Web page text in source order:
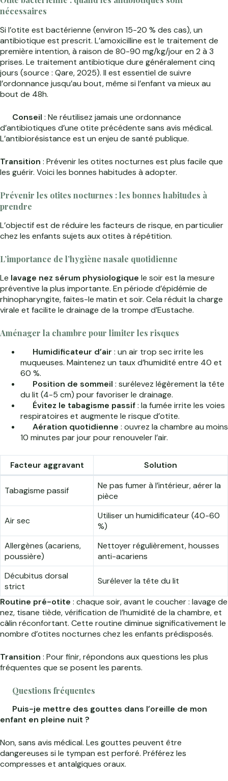
nécessaires
Si l’otite est bactérienne (environ 15-20 % des cas), un
antibiotique est prescrit. L’amoxicilline est le traitement de
première intention, à raison de 80-90 mg/kg/jour en 2 à 3
prises. Le traitement antibiotique dure généralement cinq
jours (source : Qare, 2025). Il est essentiel de suivre
l’ordonnance jusqu’au bout, même si l’enfant va mieux au
bout de 48h.
Conseil : Ne réutilisez jamais une ordonnance
d’antibiotiques d’une otite précédente sans avis médical.
L’antibiorésistance est un enjeu de santé publique.
Transition : Prévenir les otites nocturnes est plus facile que
les guérir. Voici les bonnes habitudes à adopter.
Prévenir les otites nocturnes : les bonnes habitudes à
prendre
L’objectif est de réduire les facteurs de risque, en particulier
chez les enfants sujets aux otites à répétition.
L’importance de l’hygiène nasale quotidienne
Le lavage nez sérum physiologique le soir est la mesure
préventive la plus importante. En période d’épidémie de
rhinopharyngite, faites-le matin et soir. Cela réduit la charge
virale et facilite le drainage de la trompe d’Eustache.
Aménager la chambre pour limiter les risques
Humidificateur d’air : un air trop sec irrite les
muqueuses. Maintenez un taux d’humidité entre 40 et
60 %.
Position de sommeil : surélevez légèrement la tête
du lit (4-5 cm) pour favoriser le drainage.
Évitez le tabagisme passif: la fumée irrite les voies
respiratoires et augmente le risque d’otite.
Aération quotidienne : ouvrez la chambre au moins
10 minutes par jour pour renouveler l’air.
Facteur aggravant Solution
Tabagisme passif
Ne pas fumer à l’intérieur, aérer la
pièce
Air sec
Utiliser un humidificateur (40-60
%)
Allergènes (acariens,
poussière)
Nettoyer régulièrement, housses
anti-acariens
Décubitus dorsal
strict
Surélever la tête du lit
Routine pré-otite : chaque soir, avant le coucher : lavage de
nez, tisane tiède, vérification de l’humidité de la chambre, et
câlin réconfortant. Cette routine diminue significativement le
nombre d’otites nocturnes chez les enfants prédisposés.
Transition : Pour finir, répondons aux questions les plus
fréquentes que se posent les parents.
Questions fréquentes
Puis-je mettre des gouttes dans l’oreille de mon
enfant en pleine nuit ?
Non, sans avis médical. Les gouttes peuvent être
dangereuses si le tympan est perforé. Préférez les
compresses et antalgiques oraux.